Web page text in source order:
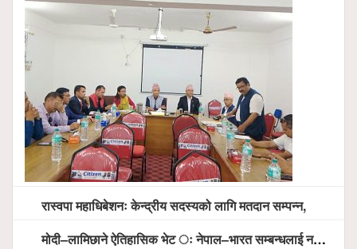
रास्वपा महाधिबेशनः केन्द्रीय सदस्यको लागि मतदान सम्पन्न,
मोदी–लामिछाने ऐतिहासिक भेट ः नेपाल–भारत सम्बन्धलाई नयाँ उचाइमा पु¥याउने साझा प्रतिबद्धता